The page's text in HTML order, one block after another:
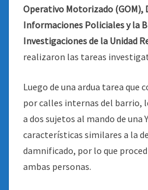
Operativo Motorizado
Informaciones Policiales y la
Investigaciones de la Unidad
realizaron las tareas
Luego de una ardua tarea que
por calles internas del barrio,
a dos sujetos al mando de una
características similares a la
damnificado, por lo que
ambas personas.